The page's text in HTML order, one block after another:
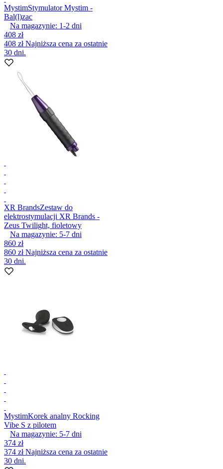
MystimStymulator Mystim -
Bal(l)zac
Na magazynie: 1-2 dni
408 zł
408 złNajniższa cena za ostatnie
30 dni.
XR BrandsZestaw do
elektrostymulacji XR Brands -
Zeus Twilight, fioletowy
Na magazynie: 5-7 dni
860 zł
860 złNajniższa cena za ostatnie
30 dni.
MystimKorek analny Rocking
Vibe S z pilotem
Na magazynie: 5-7 dni
374 zł
374 złNajniższa cena za ostatnie
30 dni.